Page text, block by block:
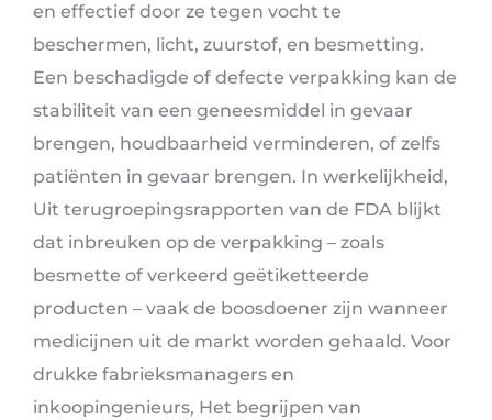
en effectief door ze tegen vocht te
beschermen, licht, zuurstof, en besmetting.
Een beschadigde of defecte verpakking kan de
stabiliteit van een geneesmiddel in gevaar
brengen, houdbaarheid verminderen, of zelfs
patiënten in gevaar brengen. In werkelijkheid,
Uit terugroepingsrapporten van de FDA blijkt
dat inbreuken op de verpakking – zoals
besmette of verkeerd geëtiketteerde
producten – vaak de boosdoener zijn wanneer
medicijnen uit de markt worden gehaald. Voor
drukke fabrieksmanagers en
inkoopingenieurs, Het begrijpen van